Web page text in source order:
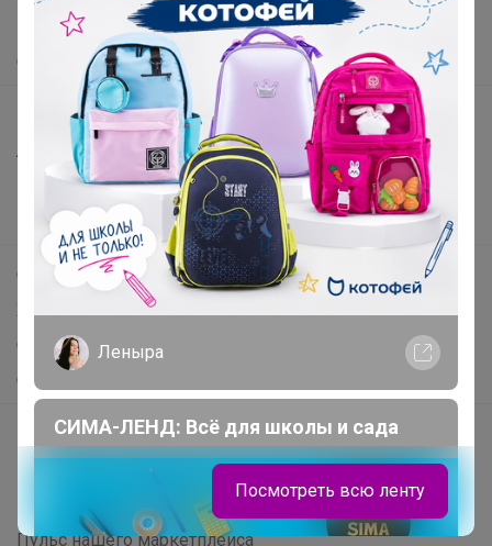
Помощь
О нас
Все предложения
Анонсы
Новости
Поддержка альпак
Самое выгодное
Самое желанное
Самое быстрое
Начать зарабатывать с 24-ok
Picabox.ru - Лучшее место для ваших изображений
Розыгрыш - Генератор случайных чисел
Пульс нашего маркетплейса
Леныра
СИМА-ЛЕНД: Всё для школы и сада
Посмотреть всю ленту